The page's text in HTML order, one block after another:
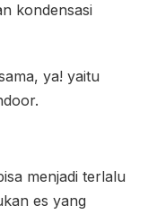
kondensasi
ya! yaitu
menjadi terlalu
es yang